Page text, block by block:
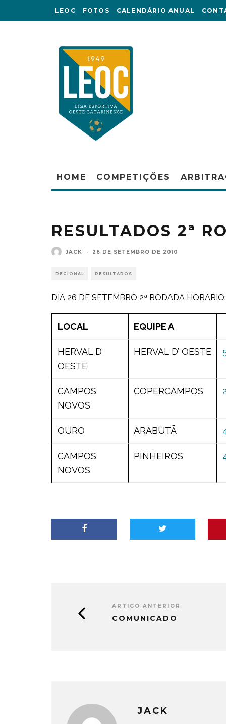
LEOC FOTOS CALENDÁRIO ANUAL
HOME COMPETIÇÕES
RESULTADOS 2ª
JACK · 26 DE SETEMBRO DE 2010
REGIONAL RESULTADOS
DIA 26 DE SETEMBRO 2ª RODADA
LOCAL EQUIPE A
HERVAL D’
OESTE
HERVAL D’ OESTE
CAMPOS
NOVOS
COPERCAMPOS 2
OURO ARABUTÃ
CAMPOS
NOVOS
PINHEIROS
ARTIGO ANTERIOR
COMUNICADO
JACK